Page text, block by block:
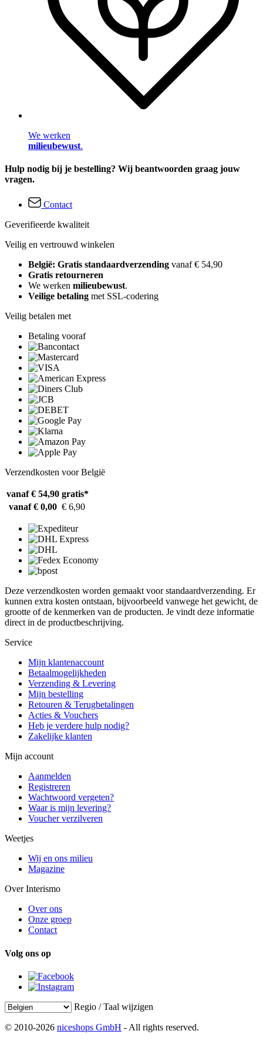
We werken
milieubewust.
Hulp nodig bij je bestelling? Wij beantwoorden graag jouw
vragen.
Contact
Geverifieerde kwaliteit
Veilig en vertrouwd winkelen
België: Gratis standaardverzending vanaf € 54,90
Gratis retourneren
We werken milieubewust.
Veilige betaling met SSL-codering
Veilig betalen met
Betaling vooraf
Verzendkosten voor België
vanaf € 54,90 gratis*
vanaf € 0,00 € 6,90
Deze verzendkosten worden gemaakt voor standaardverzending. Er
kunnen extra kosten ontstaan, bijvoorbeeld vanwege het gewicht, de
grootte of de kenmerken van de producten. Je vindt deze informatie
direct in de productbeschrijving.
Service
Mijn klantenaccount
Betaalmogelijkheden
Verzending & Levering
Mijn bestelling
Retouren & Terugbetalingen
Acties & Vouchers
Heb je verdere hulp nodig?
Zakelijke klanten
Mijn account
Aanmelden
Registreren
Wachtwoord vergeten?
Waar is mijn levering?
Voucher verzilveren
Weetjes
Wij en ons milieu
Magazine
Over Interismo
Over ons
Onze groep
Contact
Volg ons op
Regio / Taal wijzigen
© 2010-2026 niceshops GmbH - All rights reserved.